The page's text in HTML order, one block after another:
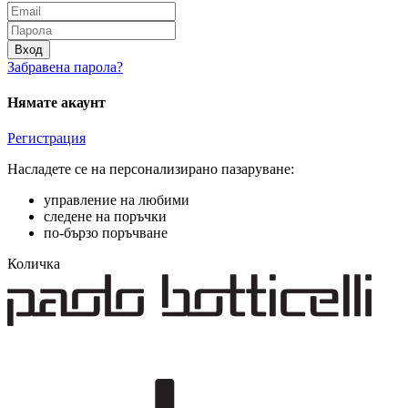
Вход
Забравена парола?
Нямате акаунт
Регистрация
Насладете се на персонализирано пазаруване:
управление на любими
следене на поръчки
по-бързо поръчване
Количка